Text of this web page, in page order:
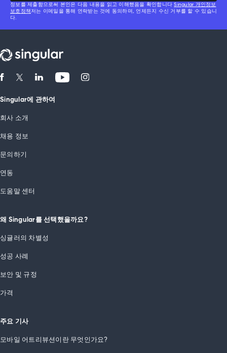
정보를 제출함으로써 본인은 다음 내용을 읽고 이해했음을 확인합니다Singular 개인정보
보호정책 저는 이메일을 통해 연락받는 것에 동의하며, 언제든지 수신 거부를 할 수 있습니
다.
Singular에 관하여
회사 소개
채용 정보
문의하기
연동
도움말 센터
왜 Singular를 선택했을까요?
싱귤러의 차별성
성공 사례
보안 및 규정
가격
주요 기사
모바일 어트리뷰션이란 무엇인가요?